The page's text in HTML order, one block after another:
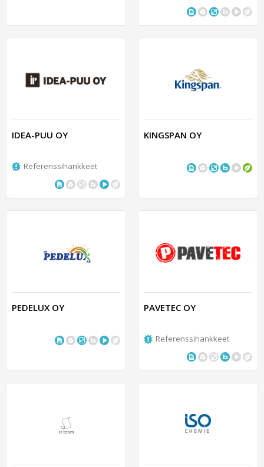
IDEA-PUU OY
Referenssihankkeet
KINGSPAN OY
PEDELUX OY PAVETEC OY
Referenssihankkeet